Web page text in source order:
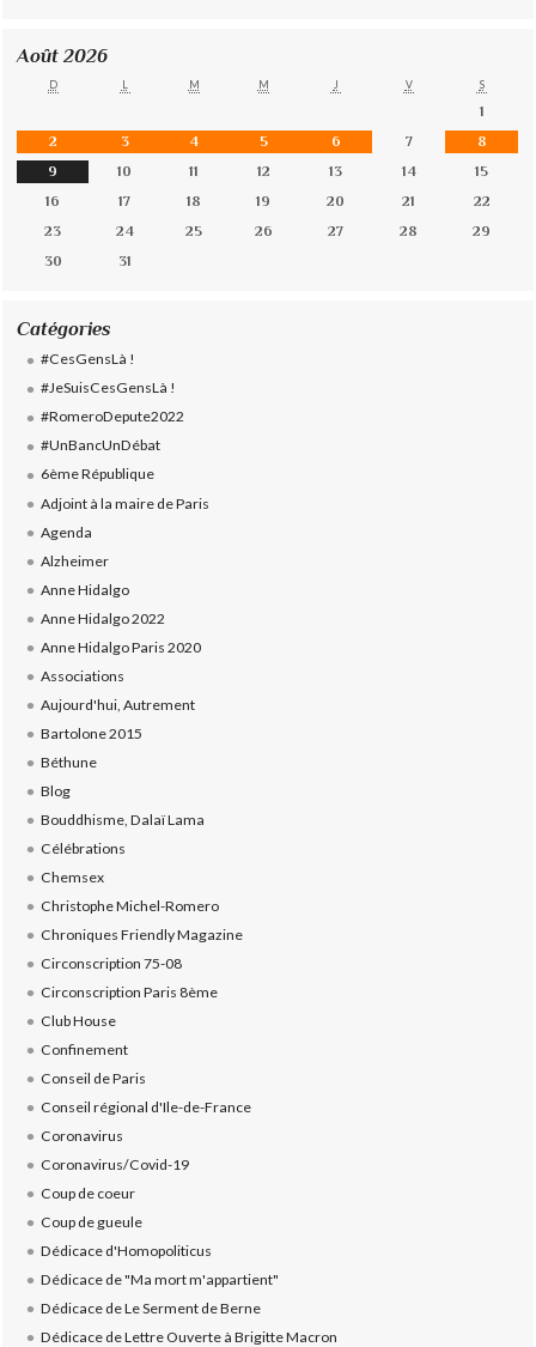
Août 2026
D L M M J V S
1
2
3 4 5 6 7
8
9
10 11 12 13 14
15
16
17 18 19 20 21
22
23
24 25 26 27 28
29
30
31
Catégories
#CesGensLà !
#JeSuisCesGensLà !
#RomeroDepute2022
#UnBancUnDébat
6ème République
Adjoint à la maire de Paris
Agenda
Alzheimer
Anne Hidalgo
Anne Hidalgo 2022
Anne Hidalgo Paris 2020
Associations
Aujourd'hui, Autrement
Bartolone 2015
Béthune
Blog
Bouddhisme, Dalaï Lama
Célébrations
Chemsex
Christophe Michel-Romero
Chroniques Friendly Magazine
Circonscription 75-08
Circonscription Paris 8ème
Club House
Confinement
Conseil de Paris
Conseil régional d'Ile-de-France
Coronavirus
Coronavirus/Covid-19
Coup de coeur
Coup de gueule
Dédicace d'Homopoliticus
Dédicace de "Ma mort m'appartient"
Dédicace de Le Serment de Berne
Dédicace de Lettre Ouverte à Brigitte Macron